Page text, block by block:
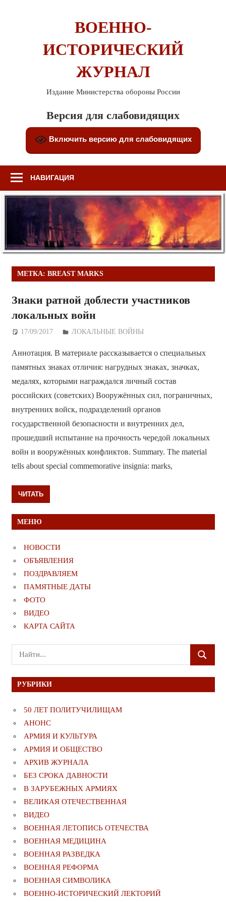
ВОЕННО-
ИСТОРИЧЕСКИЙ
ЖУРНАЛ
Издание Министерства обороны России
Версия для слабовидящих
Включить версию для слабовидящих
НАВИГАЦИЯ
МЕТКА: BREAST MARKS
Знаки ратной доблести участников
локальных войн
17/09/2017 Дежурный по Редакции
ЛОКАЛЬНЫЕ ВОЙНЫ
Аннотация. В материале рассказывается о специальных
памятных знаках отличия: нагрудных знаках, значках,
медалях, которыми награждался личный состав
российских (советских) Вооружённых сил, пограничных,
внутренних войск, подразделений органов
государственной безопасности и внутренних дел,
прошедший испытание на прочность чередой локальных
войн и вооружённых конфликтов. Summary. The material
tells about special commemorative insignia: marks,
ЧИТАТЬ
МЕНЮ
НОВОСТИ
ОБЪЯВЛЕНИЯ
ПОЗДРАВЛЯЕМ
ПАМЯТНЫЕ ДАТЫ
ФОТО
ВИДЕО
КАРТА САЙТА
Поиск
для:
ПОИСК
РУБРИКИ
50 ЛЕТ ПОЛИТУЧИЛИЩАМ
АНОНС
АРМИЯ И КУЛЬТУРА
АРМИЯ И ОБЩЕСТВО
АРХИВ ЖУРНАЛА
БЕЗ СРОКА ДАВНОСТИ
В ЗАРУБЕЖНЫХ АРМИЯХ
ВЕЛИКАЯ ОТЕЧЕСТВЕННАЯ
ВИДЕО
ВОЕННАЯ ЛЕТОПИСЬ ОТЕЧЕСТВА
ВОЕННАЯ МЕДИЦИНА
ВОЕННАЯ РАЗВЕДКА
ВОЕННАЯ РЕФОРМА
ВОЕННАЯ СИМВОЛИКА
ВОЕННО-ИСТОРИЧЕСКИЙ ЛЕКТОРИЙ